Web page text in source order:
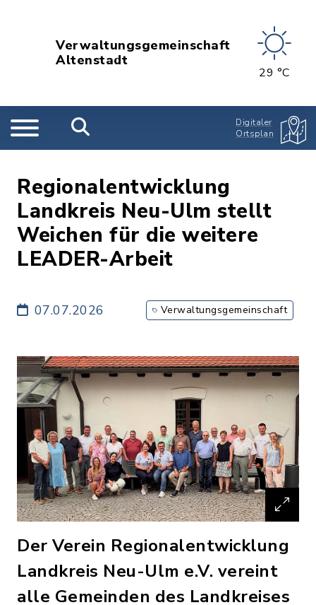
Verwaltungsgemeinschaft
Altenstadt
29 °C
Digitaler
Ortsplan
Regionalentwicklung
Landkreis Neu-Ulm stellt
Weichen für die weitere
LEADER-Arbeit
07.07.2026 Verwaltungsgemeinschaft
Der Verein Regionalentwicklung
Landkreis Neu-Ulm e.V. vereint
alle Gemeinden des Landkreises